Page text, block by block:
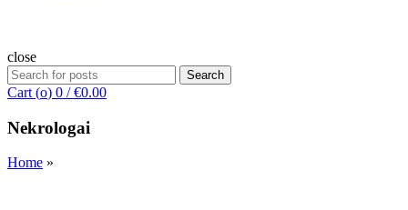
close
Search
for:
Search
Cart (o) 0 / €0.00
Nekrologai
Home »